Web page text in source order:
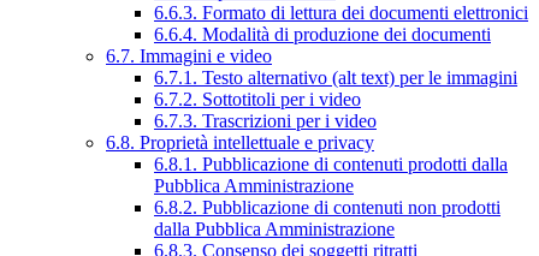
6.6.3. Formato di lettura dei documenti elettronici
6.6.4. Modalità di produzione dei documenti
6.7. Immagini e video
6.7.1. Testo alternativo (alt text) per le immagini
6.7.2. Sottotitoli per i video
6.7.3. Trascrizioni per i video
6.8. Proprietà intellettuale e privacy
6.8.1. Pubblicazione di contenuti prodotti dalla
Pubblica Amministrazione
6.8.2. Pubblicazione di contenuti non prodotti
dalla Pubblica Amministrazione
6.8.3. Consenso dei soggetti ritratti